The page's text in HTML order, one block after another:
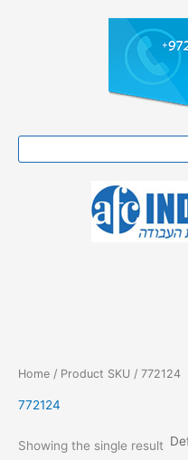
Home / Product SKU / 772124
772124
Showing the single result